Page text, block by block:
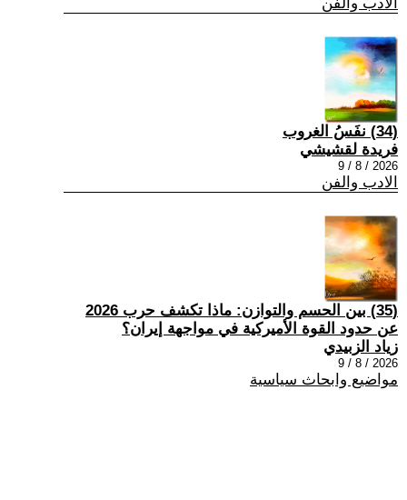
(34) نفَسُ الغروب
فريدة لقشيشي
2026 / 8 / 9
الادب والفن
(35) بين الحسم والتوازن: ماذا تكشف حرب 2026
عن حدود القوة الأميركية في مواجهة إيران؟
زياد الزبيدي
2026 / 8 / 9
مواضيع وابحاث سياسية